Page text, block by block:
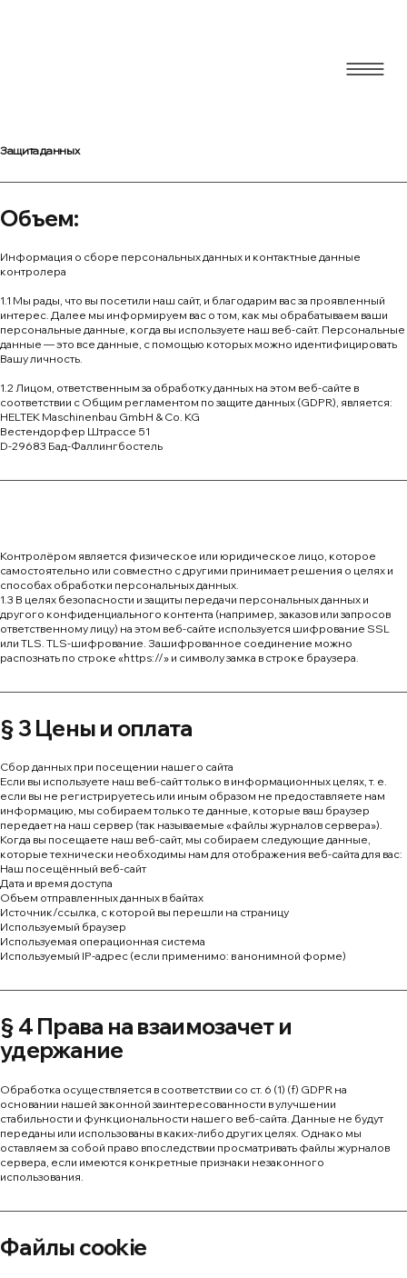
Защита данных
Объем:
Информация о сборе персональных данных и контактные данные
контролера
1.1 Мы рады, что вы посетили наш сайт, и благодарим вас за проявленный
интерес. Далее мы информируем вас о том, как мы обрабатываем ваши
персональные данные, когда вы используете наш веб-сайт. Персональные
данные — это все данные, с помощью которых можно идентифицировать
Вашу личность.
1.2 Лицом, ответственным за обработку данных на этом веб-сайте в
соответствии с Общим регламентом по защите данных (GDPR), является:
HELTEK Maschinenbau GmbH & Co. KG
Вестендорфер Штрассе 51
D-29683 Бад-Фаллингбостель
Контролёром является физическое или юридическое лицо, которое
самостоятельно или совместно с другими принимает решения о целях и
способах обработки персональных данных.
1.3 В целях безопасности и защиты передачи персональных данных и
другого конфиденциального контента (например, заказов или запросов
ответственному лицу) на этом веб-сайте используется шифрование SSL
или TLS. TLS-шифрование. Зашифрованное соединение можно
распознать по строке «https://» и символу замка в строке браузера.
§ 3 Цены и оплата
Сбор данных при посещении нашего сайта
Если вы используете наш веб-сайт только в информационных целях, т. е.
если вы не регистрируетесь или иным образом не предоставляете нам
информацию, мы собираем только те данные, которые ваш браузер
передает на наш сервер (так называемые «файлы журналов сервера»).
Когда вы посещаете наш веб-сайт, мы собираем следующие данные,
которые технически необходимы нам для отображения веб-сайта для вас:
Наш посещённый веб-сайт
Дата и время доступа
Объем отправленных данных в байтах
Источник/ссылка, с которой вы перешли на страницу
Используемый браузер
Используемая операционная система
Используемый IP-адрес (если применимо: в анонимной форме)
§ 4 Права на взаимозачет и
удержание
Обработка осуществляется в соответствии со ст. 6 (1) (f) GDPR на
основании нашей законной заинтересованности в улучшении
стабильности и функциональности нашего веб-сайта. Данные не будут
переданы или использованы в каких-либо других целях. Однако мы
оставляем за собой право впоследствии просматривать файлы журналов
сервера, если имеются конкретные признаки незаконного
использования.
Файлы cookie